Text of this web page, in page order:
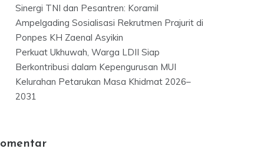
Sinergi TNI dan Pesantren: Koramil
Ampelgading Sosialisasi Rekrutmen Prajurit di
Ponpes KH Zaenal Asyikin
Perkuat Ukhuwah, Warga LDII Siap
Berkontribusi dalam Kepengurusan MUI
Kelurahan Petarukan Masa Khidmat 2026–
2031